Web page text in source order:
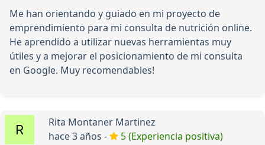
Me han orientando y guiado en mi proyecto de
emprendimiento para mi consulta de nutrición online.
He aprendido a utilizar nuevas herramientas muy
útiles y a mejorar el posicionamiento de mi consulta
en Google. Muy recomendables!
Rita Montaner Martinez
hace 3 años -
5 (Experiencia positiva)